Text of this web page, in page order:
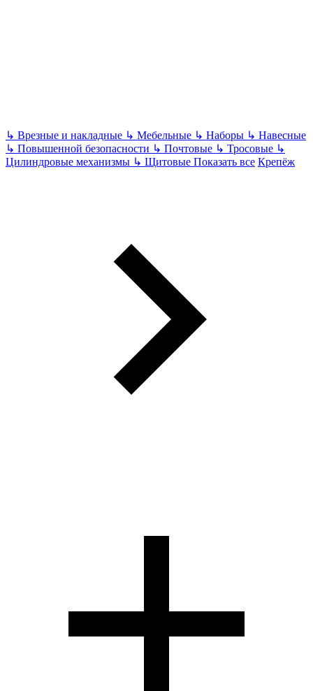
↳ Врезные и накладные ↳ Мебельные ↳ Наборы ↳ Навесные
↳ Повышенной безопасности ↳ Почтовые ↳ Тросовые ↳
Цилиндровые механизмы ↳ Щитовые Показать все Крепёж